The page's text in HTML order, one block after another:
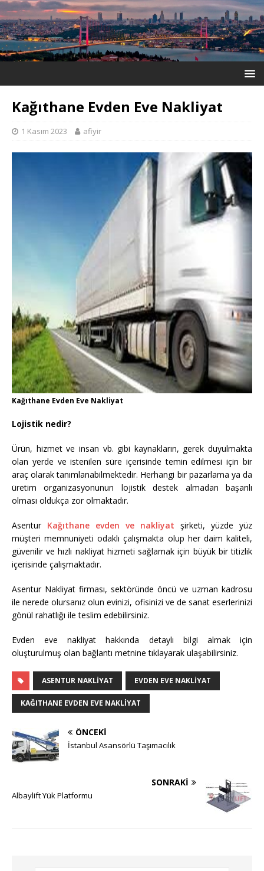
Kağıthane Evden Eve Nakliyat
1 Kasım 2023 afiyir
Kağıthane Evden Eve Nakliyat
Lojistik nedir?
Ürün, hizmet ve insan vb. gibi kaynakların, gerek duyulmakta
olan yerde ve istenilen süre içerisinde temin edilmesi için bir
araç olarak tanımlanabilmektedir. Herhangi bir pazarlama ya da
üretim organizasyonunun lojistik destek almadan başarılı
olması oldukça zor olmaktadır.
Asentur Kağıthane evden ve nakliyat şirketi, yüzde yüz
müşteri memnuniyeti odaklı çalışmakta olup her daim kaliteli,
güvenilir ve hızlı nakliyat hizmeti sağlamak için büyük bir titizlik
içerisinde çalışmaktadır.
Asentur Nakliyat firması, sektöründe öncü ve uzman kadrosu
ile nerede olursanız olun evinizi, ofisinizi ve de sanat eserlerinizi
gönül rahatlığı ile teslim edebilirsiniz.
Evden eve nakliyat hakkında detaylı bilgi almak için
oluşturulmuş olan bağlantı metnine tıklayarak ulaşabilirsiniz.
ASENTUR NAKLIYAT EVDEN EVE NAKLIYAT
KAĞITHANE EVDEN EVE NAKLIYAT
ÖNCEKI
İstanbul Asansörlü Taşımacılık
SONRAKI
Albaylift Yük Platformu